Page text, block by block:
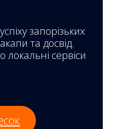
запорізьких
та досвід.
локальні сервіси